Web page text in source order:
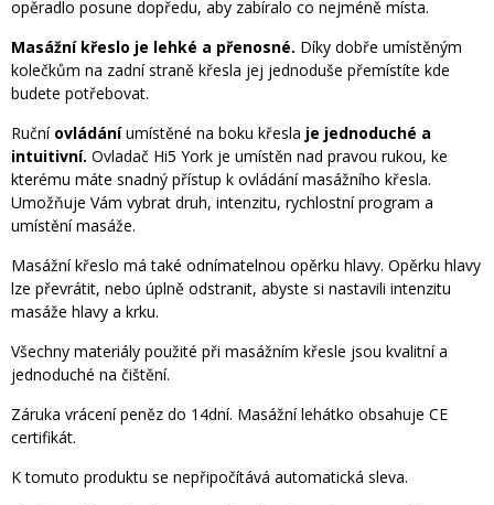
opěradlo posune dopředu, aby zabíralo co nejméně místa.
Masážní křeslo je lehké a přenosné. Díky dobře umístěným
kolečkům na zadní straně křesla jej jednoduše přemístíte kde
budete potřebovat.
Ruční ovládáníumístěné na boku křesla je jednoduché a
intuitivní. Ovladač Hi5 York je umístěn nad pravou rukou, ke
kterému máte snadný přístup k ovládání masážního křesla.
Umožňuje Vám vybrat druh, intenzitu, rychlostní program a
umístění masáže.
Masážní křeslo má také odnímatelnou opěrku hlavy. Opěrku hlavy
lze převrátit, nebo úplně odstranit, abyste si nastavili intenzitu
masáže hlavy a krku.
Všechny materiály použité při masážním křesle jsou kvalitní a
jednoduché na čištění.
Záruka vrácení peněz do 14dní. Masážní lehátko obsahuje CE
certifikát.
K tomuto produktu se nepřipočítává automatická sleva.